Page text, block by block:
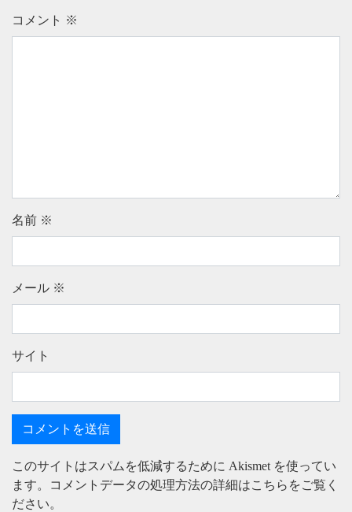
コメント ※
名前 ※
メール ※
サイト
このサイトはスパムを低減するために Akismet を使ってい
ます。
コメントデータの処理方法の詳細はこちらをご覧く
ださい。